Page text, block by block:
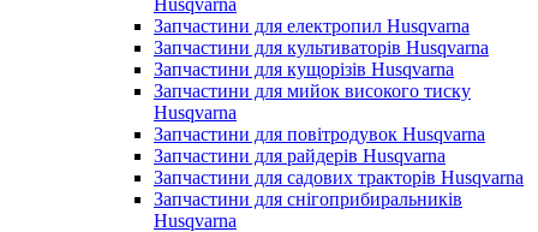
Husqvarna
Запчастини для електропил Husqvarna
Запчастини для культиваторів Husqvarna
Запчастини для кущорізів Husqvarna
Запчастини для мийок високого тиску
Husqvarna
Запчастини для повітродувок Husqvarna
Запчастини для райдерів Husqvarna
Запчастини для садових тракторів Husqvarna
Запчастини для снігоприбиральників
Husqvarna